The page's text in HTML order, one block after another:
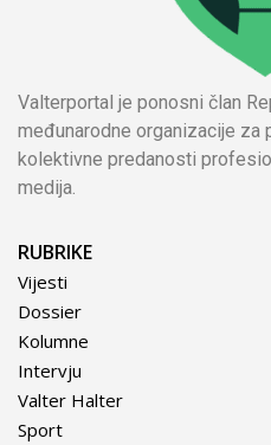
Valterportal je ponosni član
međunarodne organizacije za
kolektivne predanosti
medija.
RUBRIKE
Vijesti
Dossier
Kolumne
Intervju
Valter Halter
Sport